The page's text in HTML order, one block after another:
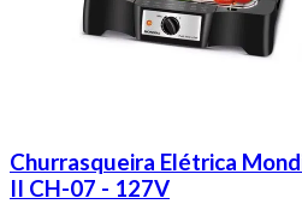
Churrasqueira Elétrica
II CH-07 - 127V